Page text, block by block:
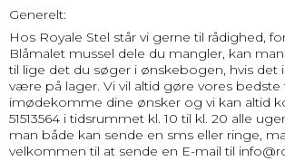
Generelt:
Hos Royale Stel står vi gerne til rådighed,
Blåmalet mussel dele du mangler, kan
til lige det du søger i ønskebogen, hvis det
være på lager. Vi vil altid gøre vores bedste
imødekomme dine ønsker og vi kan altid
51513564 i tidsrummet kl. 10 til kl. 20 alle
man både kan sende en sms eller ringe,
velkommen til at sende en E-mail til